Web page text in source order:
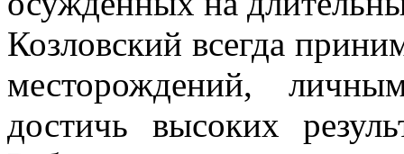
Козловский всегда
месторождений,
достичь высоких